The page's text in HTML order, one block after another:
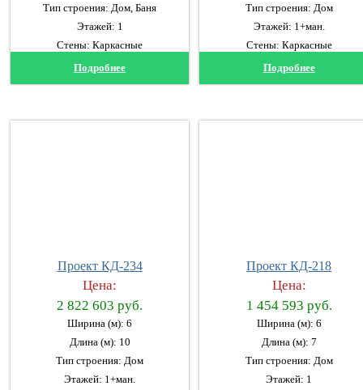
Тип строения: Дом, Баня
Этажей: 1
Стены: Каркасные
Подробнее
Тип строения: Дом
Этажей: 1+ман.
Стены: Каркасные
Подробнее
Проект КД-234
Цена:
2 822 603 руб.
Ширина (м): 6
Длина (м): 10
Тип строения: Дом
Этажей: 1+ман.
Проект КД-218
Цена:
1 454 593 руб.
Ширина (м): 6
Длина (м): 7
Тип строения: Дом
Этажей: 1